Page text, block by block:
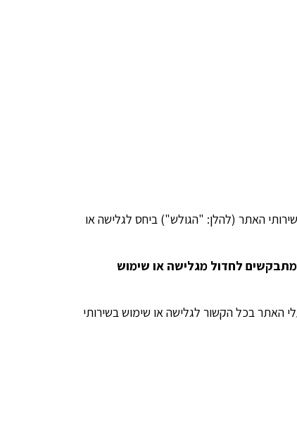
האתר (להלן: "הגולש") ביחס לגלישה או
לחדול מגלישה או שימוש
בכל הקשור לגלישה או שימוש בשירותי